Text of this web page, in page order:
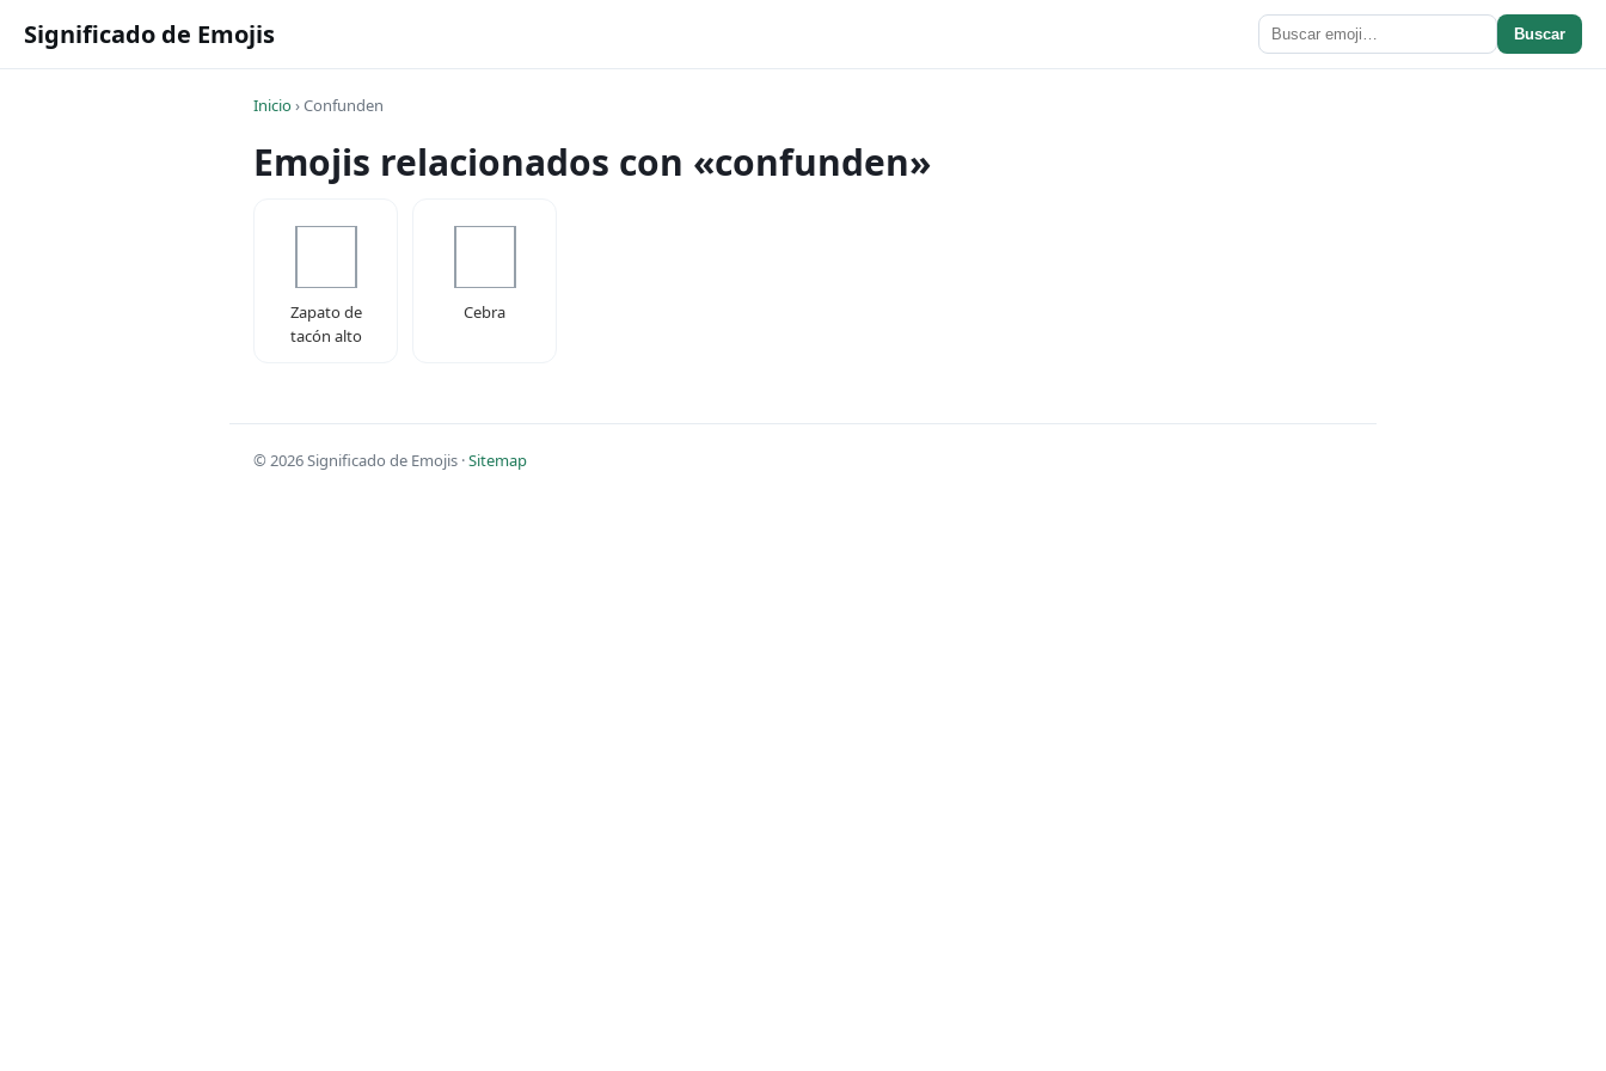
Significado de Emojis Buscar
Inicio›Confunden
Emojis relacionados con «confunden»
Zapato de
tacón alto
Cebra
© 2026 Significado de Emojis ·Sitemap